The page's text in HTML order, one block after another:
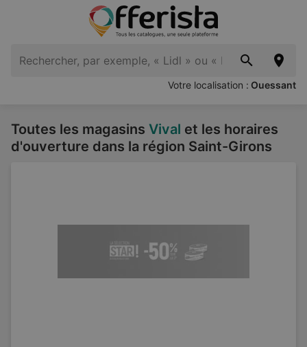
Votre localisation : Ouessant
Toutes les magasins Vival et les horaires
d'ouverture dans la région Saint-Girons